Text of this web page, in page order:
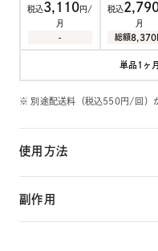
税込3,110円/
月
-
税込
月
総額8,370
単品1ヶ
※ 別途配送料（税込550円/回）
使用方法
基本の服用量は1日2錠（
好きな時間に服用してくださ
詳細を確認する
副作用
稀ではありますが、頻尿、